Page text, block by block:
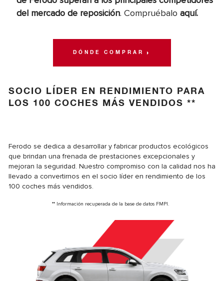
del mercado de reposición. Compruébalo aquí.
DÓNDE COMPRAR
SOCIO LÍDER EN RENDIMIENTO PARA
LOS 100 COCHES MÁS VENDIDOS **
Ferodo se dedica a desarrollar y fabricar productos ecológicos
que brindan una frenada de prestaciones excepcionales y
mejoran la seguridad. Nuestro compromiso con la calidad nos ha
llevado a convertirnos en el socio líder en rendimiento de los
100 coches más vendidos.
** Información recuperada de la base de datos FMPI.